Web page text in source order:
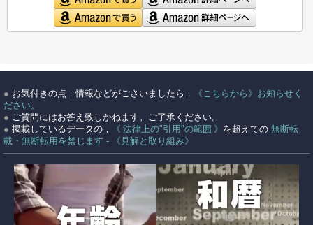
● お気付きの点，情報などがごさいましたら，
《こちらから》お知らせく
ださい。
● ご質問にはお答え致しかねます。ご了承ください。
● 掲載しているデータの， 《 法律上の"引用"の範囲 》 を超えての 無断転
載・無断転用を禁じます - 《見解と取り組み》